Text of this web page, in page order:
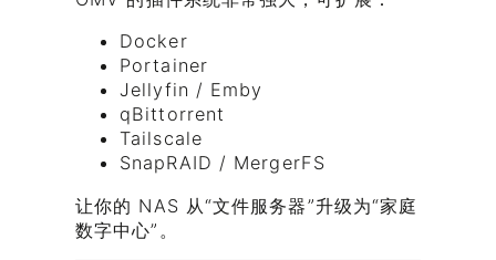
Docker
Portainer
Jellyfin / Emby
qBittorrent
Tailscale
SnapRAID / MergerFS
让你的 NAS 从“文件服务器”升级为“家庭
数字中心”。